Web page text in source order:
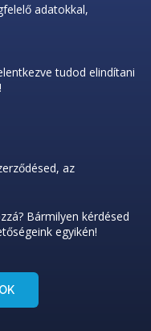
adatokkal,
tudod elindítani
az
Bármilyen kérdésed
egyikén!